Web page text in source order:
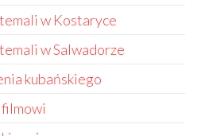
w Kostaryce
w Salwadorze
kubańskiego